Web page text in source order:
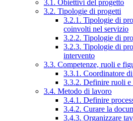
3.1. Obiettivi del progetto
3.2. Tipologie di progetti
3.2.1. Tipologie di
coinvolti nel servizio
3.2.2. Tipologie di
3.2.3. Tipologie di
intervento
3.3. Competenze, ruoli e
3.3.1. Coordinatore
3.3.2. Definire ruoli e
3.4. Metodo di lavoro
3.4.1. Definire
3.4.2. Curare la
3.4.3. Organizzare